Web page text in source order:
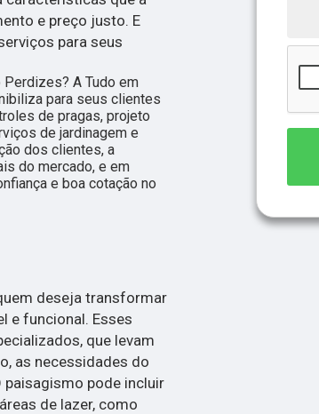
e preço justo. E
para seus
A Tudo em
para seus clientes
de pragas, projeto
de jardinagem e
dos clientes, a
do mercado, e em
e boa cotação no
deseja transformar
e funcional. Esses
que levam
as necessidades do
paisagismo pode incluir
de lazer, como